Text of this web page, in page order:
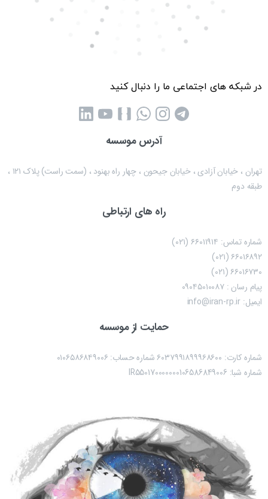
در شبکه های اجتماعی ما را دنبال کنید
آدرس موسسه
تهران ، خیابان آزادی ، خیابان جیحون ، چهار راه بهنود ، (سمت راست) پلاک ۱۲۱ ،
طبقه دوم
راه های ارتباطی
شماره تماس: ۶۶۰۱۱۹۱۴ (۰۲۱)
۶۶۰۱۶۸۹۲ (۰۲۱)
۶۶۰۱۶۷۳۰ (۰۲۱)
پیام رسان : ۰۹۰۴۵۰۱۰۰۸۷
ایمیل: info@iran-rp.ir
حمایت از موسسه
شماره کارت: ۶۰۳۷۹۹۱۸۹۹۹۶۸۶۰۰ شماره حساب:‌ ۰۱۰۶۵۸۶۸۴۹۰۰۶
شماره شبا: IR550170000000106586849006